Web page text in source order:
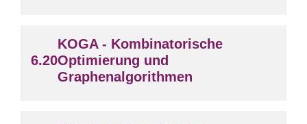
KOGA - Kombinatorische
Optimierung und
Graphenalgorithmen